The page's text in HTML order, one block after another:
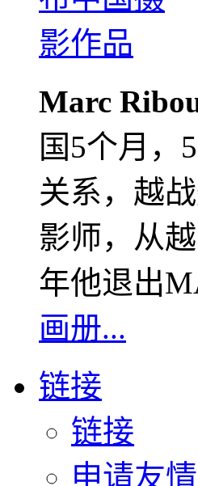
Marc
国5个月，
关系，越
影师，从
年他退出
画册...
链接
链接
申请友